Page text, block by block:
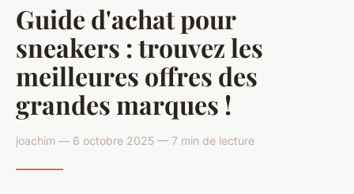
Guide d'achat pour
sneakers : trouvez les
meilleures offres des
grandes marques !
joachim — 6 octobre 2025 — 7 min de lecture